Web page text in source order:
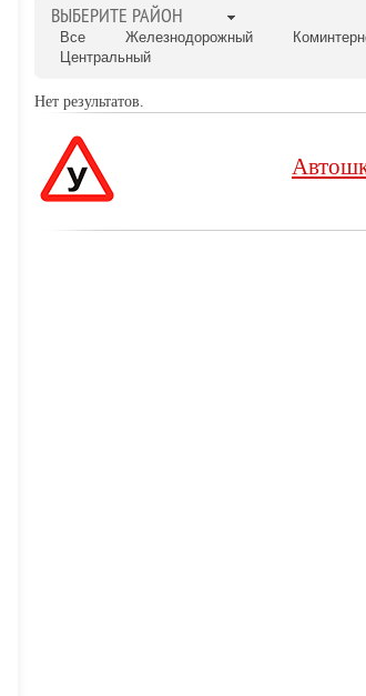
ВЫБЕРИТЕ РАЙОН
Все Железнодорожный
Центральный
Нет результатов.